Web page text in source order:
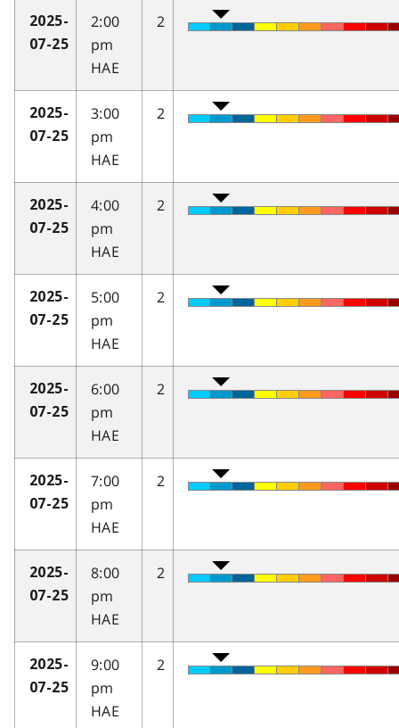
2025-
07-25
2:00
pm
HAE
2
2025-
07-25
3:00
pm
HAE
2
2025-
07-25
4:00
pm
HAE
2
2025-
07-25
5:00
pm
HAE
2
2025-
07-25
6:00
pm
HAE
2
2025-
07-25
7:00
pm
HAE
2
2025-
07-25
8:00
pm
HAE
2
2025-
07-25
9:00
pm
HAE
2